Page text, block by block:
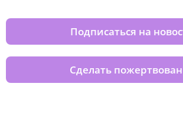
Подписаться на
Сделать